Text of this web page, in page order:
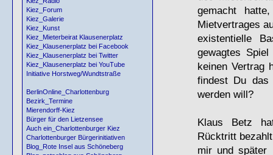
Kiez_Forum
Kiez_Galerie
Kiez_Kunst
Kiez_Mieterbeirat Klausenerplatz
Kiez_Klausenerplatz bei Facebook
Kiez_Klausenerplatz bei Twitter
Kiez_Klausenerplatz bei YouTube
Initiative Horstweg/Wundtstraße
BerlinOnline_Charlottenburg
Bezirk_Termine
Mierendorff-Kiez
Bürger für den Lietzensee
Auch ein_Charlottenburger Kiez
Charlottenburger Bürgerinitiativen
Blog_Rote Insel aus Schöneberg
gemacht
Mietvertrages
existentielle
gewagtes
keinen Vertrag
findest Du das
werden will?
Klaus Betz
Rücktritt
mir und